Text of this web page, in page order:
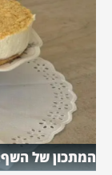
המתכון של